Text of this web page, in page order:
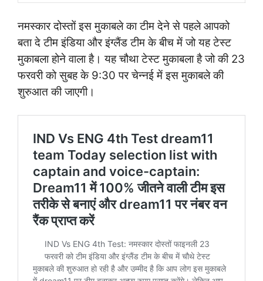
नमस्कार दोस्तों इस मुकाबले का टीम देने से पहले आपको
बता दे टीम इंडिया और इंग्लैंड टीम के बीच में जो यह टेस्ट
मुकाबला होने वाला है। यह चौथा टेस्ट मुकाबला है जो की 23
फरवरी को सुबह के 9:30 पर चेन्नई में इस मुकाबले की
शुरुआत की जाएगी।